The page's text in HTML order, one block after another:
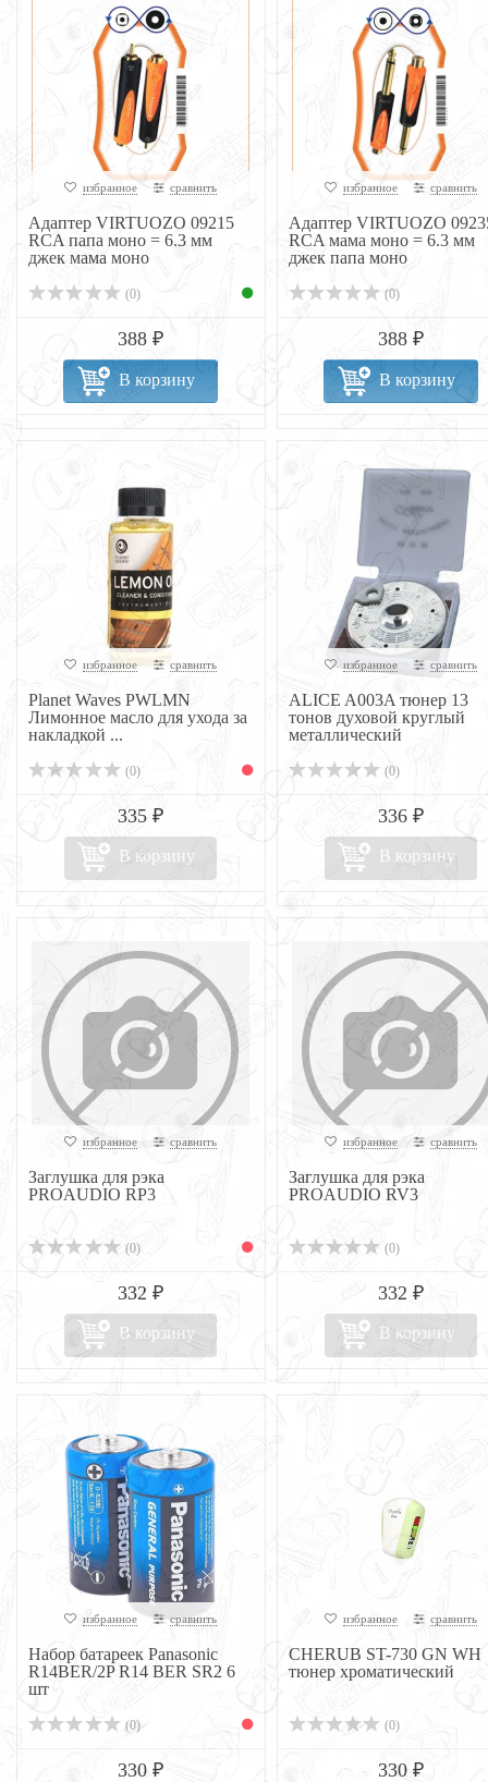
избранное сравнить
Адаптер VIRTUOZO 09215
RCA папа моно = 6.3 мм
джек мама моно
(0)
388 ₽
В корзину
избранное сравнить
Адаптер VIRTUOZO
RCA мама моно = 6.3 мм
джек папа моно
(0)
388 ₽
В корзину
избранное сравнить
Planet Waves PWLMN
Лимонное масло для ухода за
накладкой ...
(0)
335 ₽
В корзину
избранное сравнить
ALICE A003A тюнер 13
тонов духовой круглый
металлический
(0)
336 ₽
В корзину
избранное сравнить
Заглушка для рэка
PROAUDIO RP3
(0)
332 ₽
В корзину
избранное сравнить
Заглушка для рэка
PROAUDIO RV3
(0)
332 ₽
В корзину
избранное сравнить
Набор батареек Panasonic
R14BER/2P R14 BER SR2 6
шт
(0)
330 ₽
избранное сравнить
CHERUB ST-730 GN WH
тюнер хроматический
(0)
330 ₽